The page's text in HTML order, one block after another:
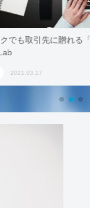
トワークはZ世代へ
調査
ンド 2021.03.23